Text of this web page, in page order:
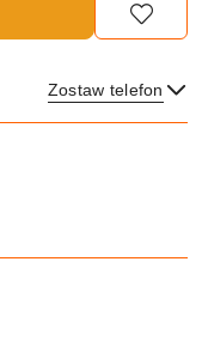
Zostaw telefon